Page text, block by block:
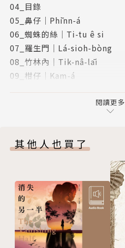
04_目錄
05_鼻仔｜Phīnn-á
06_蜘蛛的絲｜Ti-tu ê si
07_羅生門｜Lá-sioh-bòng
08_竹林內｜Tik-nâ-lāi
09_柑仔｜Kam-á
11_淮山糜｜Huâi-san muê
12_杜子春｜Tōo Tsú-tshun
閱讀更多
其他人也買了